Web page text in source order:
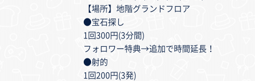
【場所】地階グランドフロア
●宝石探し
1回300円(3分間)
フォロワー特典→追加で時間延長！
●射的
1回200円(3発)